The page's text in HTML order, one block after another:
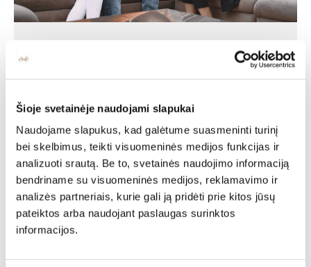
Šioje svetainėje naudojami slapukai
Naudojame slapukus, kad galėtume suasmeninti turinį
bei skelbimus, teikti visuomeninės medijos funkcijas ir
analizuoti srautą. Be to, svetainės naudojimo informaciją
bendriname su visuomeninės medijos, reklamavimo ir
analizės partneriais, kurie gali ją pridėti prie kitos jūsų
pateiktos arba naudojant paslaugas surinktos
informacijos.
Individuali
specialisto
konsultacija
Deinavos baldų specialistai puikiai išmanantys ir
pasiruošę Jums padėti susikurti savo svajonių interjerą!
Padėsim parengti planus iš išmatavimus geriausiam
rezultatui pasiekti.